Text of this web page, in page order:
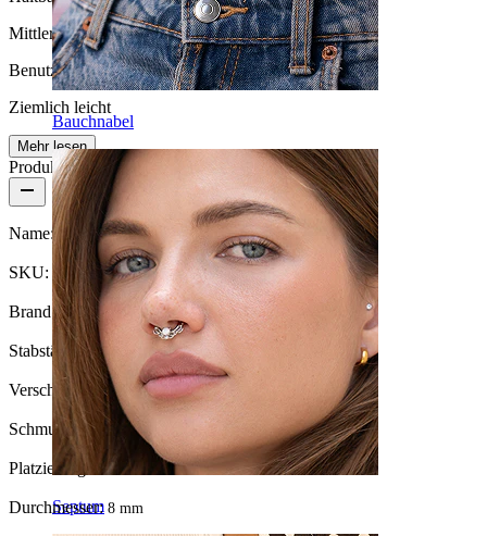
Bauchnabel
Septum
Mittlere Haltbarkeit
Benutzerfreundlichkeit
Ziemlich leicht
Mehr lesen
Produktdetails
Name:Endlosring mit ovalem Stein in mehreren Farben
SKU: Ring-139
Brand:Bodymod Moments
Stabstärke:0,8 mm
Verschlusstyp: Drehen
Schmuckart:
Platzierung: Nasenloch
Durchmesser: 8 mm